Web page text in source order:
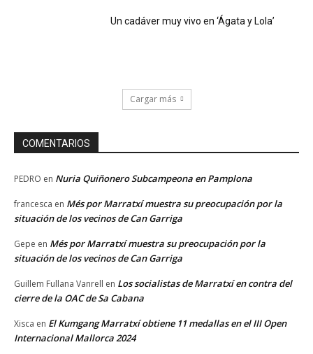
Un cadáver muy vivo en ‘Ágata y Lola’
Cargar más
COMENTARIOS
PEDRO en Nuria Quiñonero Subcampeona en Pamplona
francesca en Més por Marratxí muestra su preocupación por la
situación de los vecinos de Can Garriga
Gepe en Més por Marratxí muestra su preocupación por la
situación de los vecinos de Can Garriga
Guillem Fullana Vanrell en Los socialistas de Marratxí en contra del
cierre de la OAC de Sa Cabana
Xisca en El Kumgang Marratxí obtiene 11 medallas en el III Open
Internacional Mallorca 2024